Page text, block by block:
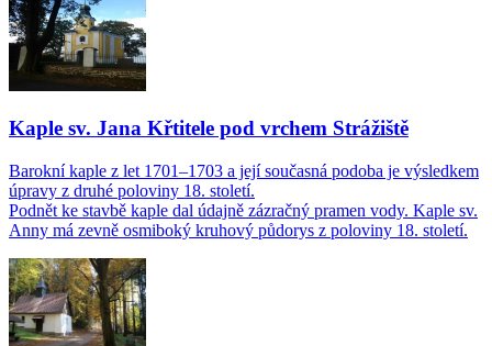
Kaple sv. Jana Křtitele pod vrchem Strážiště
Barokní kaple z let 1701–1703 a její současná podoba je výsledkem
úpravy z druhé poloviny 18. století.
Podnět ke stavbě kaple dal údajně zázračný pramen vody. Kaple sv.
Anny má zevně osmiboký kruhový půdorys z poloviny 18. století.